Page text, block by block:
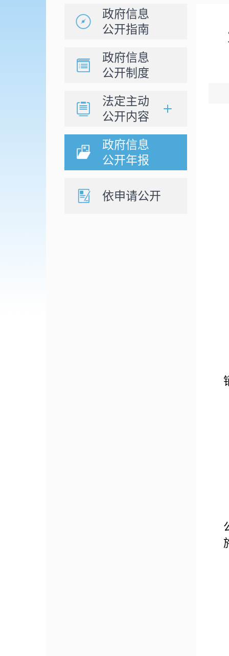
政府信息
公开指南
政府信息
公开制度
法定主动
公开内容
政府信息
公开年报
依申请公开